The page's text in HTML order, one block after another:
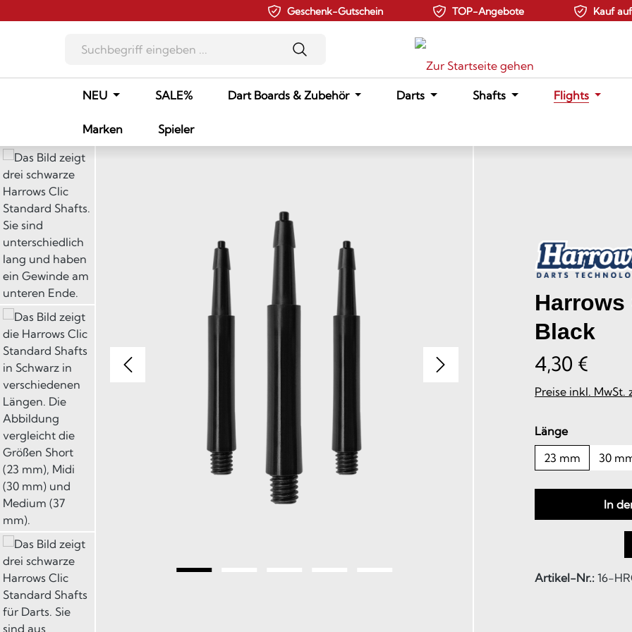
Geschenk-Gutschein TOP-Angebote Kauf
NEU SALE% Dart Boards & Zubehör Darts Shafts Flights
Marken
Spieler
Bildergalerie überspringen
Black
4,30 €
Preise inkl. MwSt.
Längeauswählen
23 mm
30
In
Artikel-Nr.: 16-